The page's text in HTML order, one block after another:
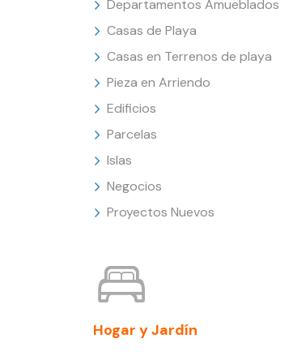
Departamentos Amueblados
Casas de Playa
Casas en Terrenos de playa
Pieza en Arriendo
Edificios
Parcelas
Islas
Negocios
Proyectos Nuevos
Hogar y Jardín